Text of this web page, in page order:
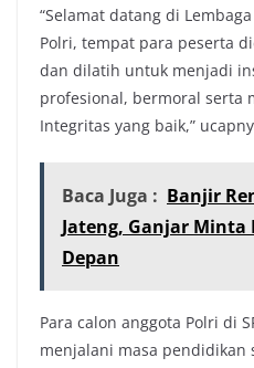
“Selamat datang di
Polri, tempat para peserta
dan dilatih untuk menjadi
profesional, bermoral serta
Integritas yang baik,”
Baca Juga : Banjir
Jateng, Ganjar Minta
Depan
Para calon anggota Polri di
menjalani masa pendidikan